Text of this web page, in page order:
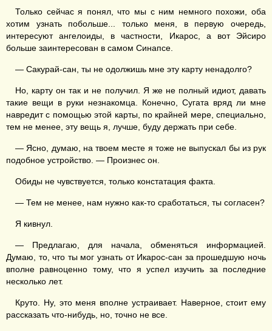
Только сейчас я понял, что мы с ним немного похожи, оба
хотим узнать побольше... только меня, в первую очередь,
интересуют ангелоиды, в частности, Икарос, а вот Эйсиро
больше заинтересован в самом Синапсе.
— Сакурай-сан, ты не одолжишь мне эту карту ненадолго?
Но, карту он так и не получил. Я же не полный идиот, давать
такие вещи в руки незнакомца. Конечно, Сугата вряд ли мне
навредит с помощью этой карты, по крайней мере, специально,
тем не менее, эту вещь я, лучше, буду держать при себе.
— Ясно, думаю, на твоем месте я тоже не выпускал бы из рук
подобное устройство. — Произнес он.
Обиды не чувствуется, только констатация факта.
— Тем не менее, нам нужно как-то сработаться, ты согласен?
Я кивнул.
— Предлагаю, для начала, обменяться информацией.
Думаю, то, что ты мог узнать от Икарос-сан за прошедшую ночь
вполне равноценно тому, что я успел изучить за последние
несколько лет.
Круто. Ну, это меня вполне устраивает. Наверное, стоит ему
рассказать что-нибудь, но, точно не все.